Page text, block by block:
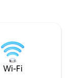
objavljujem svoj
boravak mogao
željama:)
Wi-Fi